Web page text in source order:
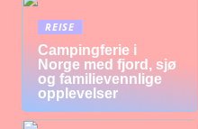
REISE
Campingferie i
Norge med fjord, sjø
og familievennlige
opplevelser